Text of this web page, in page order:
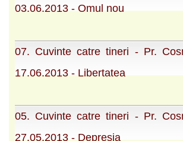
03.06.2013 - Omul nou
07. Cuvinte catre tineri - Pr.
17.06.2013 - Libertatea
05. Cuvinte catre tineri - Pr.
27.05.2013 - Depresia